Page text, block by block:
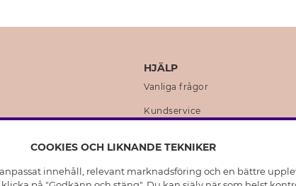
HJÄLP
Vanliga frågor
Kundservice
Skötselråd skinnhandskar
COOKIES OCH LIKNANDE TEKNIKER
innehåll, relevant marknadsföring och en bättre